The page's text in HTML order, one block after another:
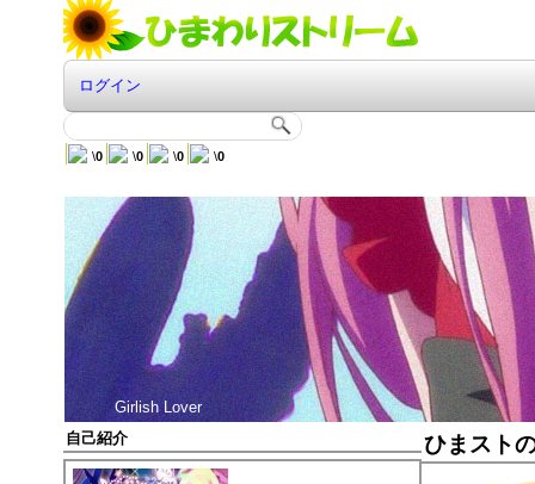
ログイン
\0 \0 \0 \0
Girlish Lover
自己紹介 ひまスト